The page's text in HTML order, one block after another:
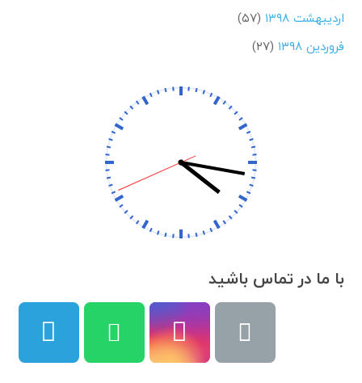
اردیبهشت ۱۳۹۸
(۵۷)
فروردین ۱۳۹۸
(۲۷)
با ما در تماس باشید